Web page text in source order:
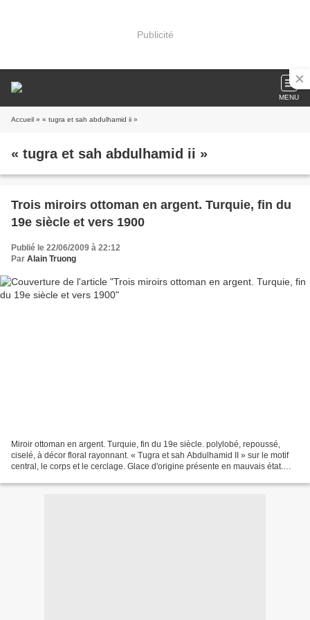
Publicité
MENU
Accueil » « tugra et sah abdulhamid ii »
« tugra et sah abdulhamid ii »
Trois miroirs ottoman en argent. Turquie, fin du
19e siècle et vers 1900
Publié le 22/06/2009 à 22:12
Par Alain Truong
Miroir ottoman en argent. Turquie, fin du 19e siècle. polylobé, repoussé,
ciselé, à décor floral rayonnant. « Tugra et sah Abdulhamid II » sur le motif
central, le corps et le cerclage. Glace d'origine présente en mauvais état.